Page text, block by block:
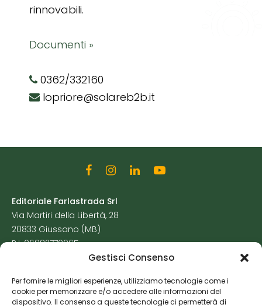
Gestisci Consenso
Per fornire le migliori esperienze, utilizziamo tecnologie come i
cookie per memorizzare e/o accedere alle informazioni del
dispositivo. Il consenso a queste tecnologie ci permetterà di
rinnovabili.
Documenti »
0362/332160
lopriore@solareb2b.it
Editoriale Farlastrada Srl
Via Martiri della Libertà, 28
20833 Giussano (MB)
P.I. 06982770965
Cookie Policy
Risorse Aggiuntive